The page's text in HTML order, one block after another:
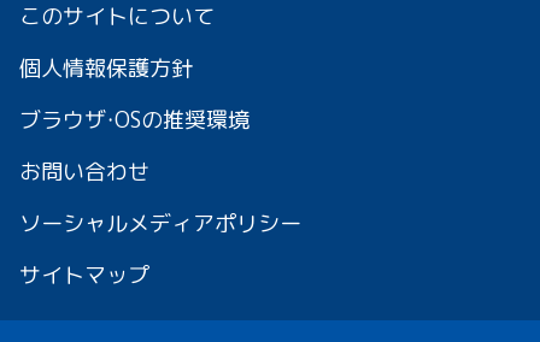
このサイトについて
個人情報保護方針
ブラウザ・OSの推奨環境
お問い合わせ
ソーシャルメディアポリシー
サイトマップ